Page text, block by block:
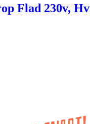
Flad 230v,